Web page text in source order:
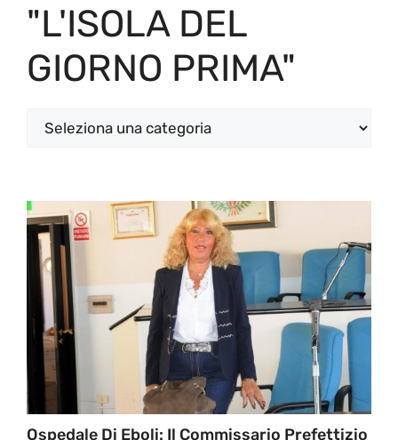
"L'ISOLA DEL
GIORNO PRIMA"
Categorie
Ospedale Di Eboli: Il Commissario Prefettizio